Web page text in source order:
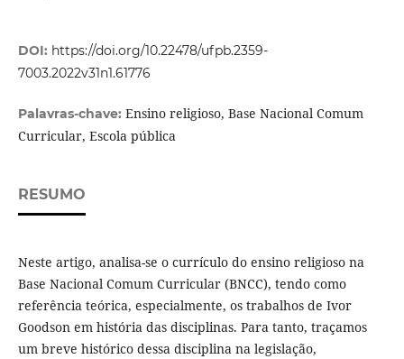
DOI: https://doi.org/10.22478/ufpb.2359-
7003.2022v31n1.61776
Palavras-chave: Ensino religioso, Base Nacional Comum
Curricular, Escola pública
RESUMO
Neste artigo, analisa-se o currículo do ensino religioso na
Base Nacional Comum Curricular (BNCC), tendo como
referência teórica, especialmente, os trabalhos de Ivor
Goodson em história das disciplinas. Para tanto, traçamos
um breve histórico dessa disciplina na legislação,